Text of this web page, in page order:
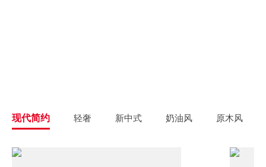
现代简约 轻奢 新中式 奶油风 原木风